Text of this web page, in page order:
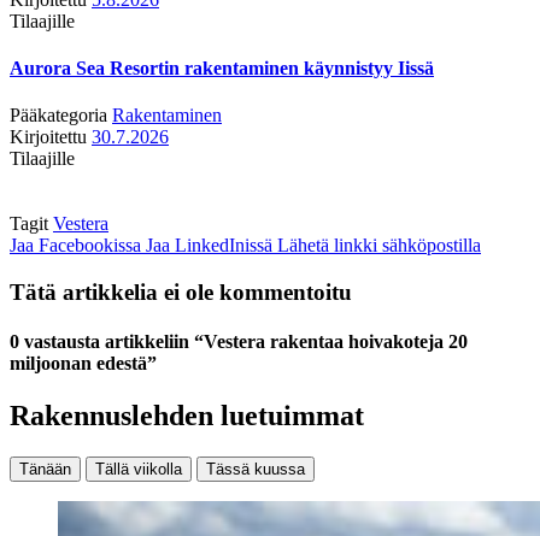
Tilaajille
Aurora Sea Resortin rakentaminen käynnistyy Iissä
Pääkategoria Rakentaminen
Kirjoitettu 30.7.2026
Tilaajille
Tagit Vestera
Jaa Facebookissa Jaa LinkedInissä Lähetä linkki sähköpostilla
Tätä artikkelia ei ole kommentoitu
0 vastausta artikkeliin “Vestera rakentaa hoivakoteja 20
miljoonan edestä”
Rakennuslehden luetuimmat
Tänään Tällä viikolla Tässä kuussa